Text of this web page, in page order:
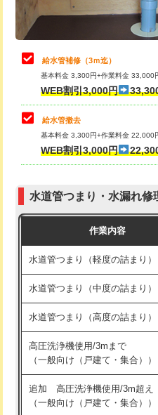
排水管工事（追加 排水管工事/
マス交換（土の掘削・埋め戻し
マス交換（深さ50㎝未満）
マス交換（深さ50㎝以上）
コンクリート斫り（厚さ10㎝
モルタル補修（厚さ10㎝超え）
洗面台設置
化粧台設置
追加人工
廃棄・処分
※給水管工事は20mmまでの価
理・調整・分解・加工など（軽
止水・漏水調査・防水処理・清
理・調整・分解・加工など（中
止水・漏水調査・防水処理・
理・調整・分解・加工など（
その他部品の脱着
交換・取付（タンク）
式）)
式・ワンホール）)
交換・取付(排水栓・排水トラッ
持込商品取付（混合水栓）
持込商品取付（浄水器・分岐水
給水管補修（3ｍ迄）
基本料金 3,300円+作業料金 33,000
WEB割引3,000円
給水管撤去
基本料金 3,300円+作業料金 22,000
WEB割引3,000円
水道管つまり・水漏れ修
作業内容
水道管つまり（軽度の詰まり）
水道管つまり（中度の詰まり）
水道管つまり（高度の詰まり）
高圧洗浄機使用/3mまで
（一般向け（戸建て・集合））
追加 高圧洗浄機使用/3m超え
（一般向け（戸建て・集合））